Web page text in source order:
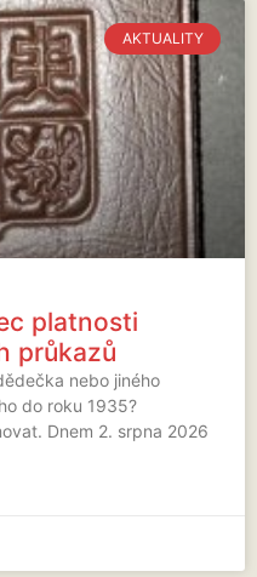
AKTUALITY
platnosti
průkazů
nebo jiného
do roku 1935?
Dnem 2. srpna 2026